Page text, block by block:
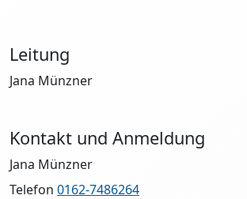
Leitung
Jana Münzner
Kontakt und Anmeldung
Jana Münzner
Telefon 0162-7486264